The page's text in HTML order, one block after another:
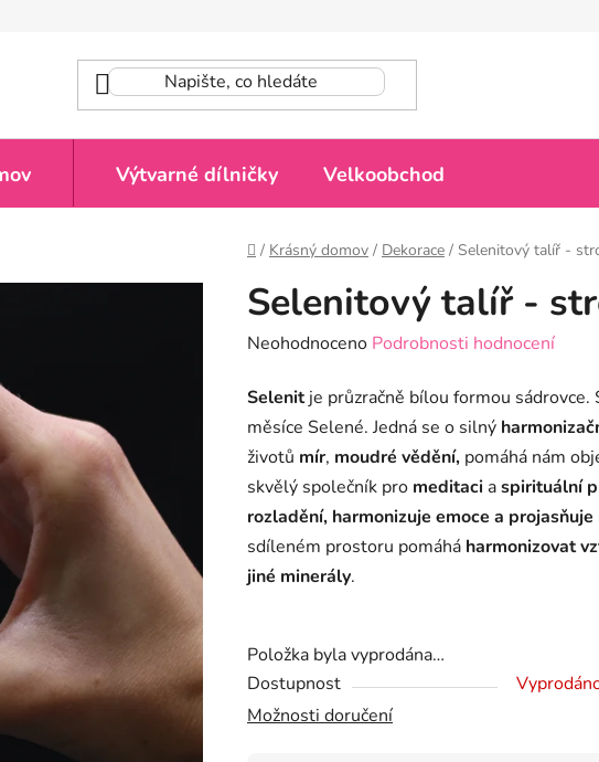
Výtvarné dílničky Velkoobchod
Domů
/ Krásný domov / Dekorace / Selenitový talíř -
Selenitový talíř -
Průměrné
produktu
je
0,0
z
5
hvězdiček.
Neohodnoceno Podrobnosti hodnocení
Selenitje průzračně bílou formou sádrovce.
měsíce Selené. Jedná se o silný
životů mír, moudré vědění, pomáhá nám
skvělý společník pro meditaci aspirituální
rozladění, harmonizuje emoce a projasňuje
sdíleném prostoru pomáhá harmonizovat
jiné minerály.
Položka byla vyprodána…
Dostupnost
Možnosti doručení